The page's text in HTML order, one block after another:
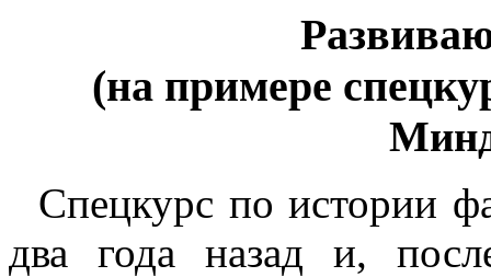
(на примере
Спецкурс по истории
два года назад и,